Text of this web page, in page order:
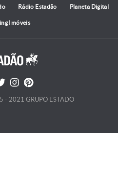
Rádio Estadão Planeta Digital
Imóveis
- 2021 GRUPO ESTADO